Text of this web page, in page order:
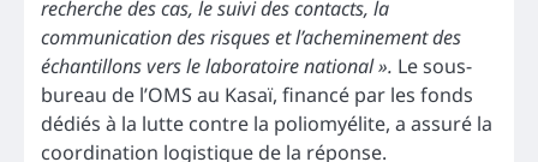
recherche des cas, le suivi des contacts, la
communication des risques et l’acheminement des
échantillons vers le laboratoire national ». Le sous-
bureau de l’OMS au Kasaï, financé par les fonds
dédiés à la lutte contre la poliomyélite, a assuré la
coordination logistique de la réponse.